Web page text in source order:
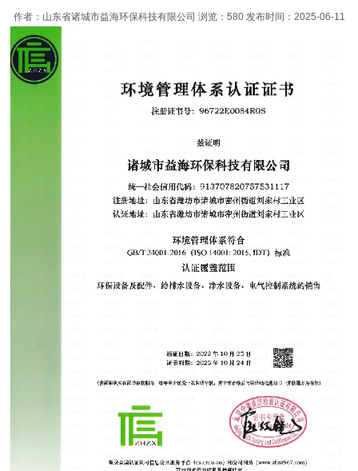
作者：山东省诸城市益海环保科技有限公司 浏览： 580 发布时间：2025-06-11